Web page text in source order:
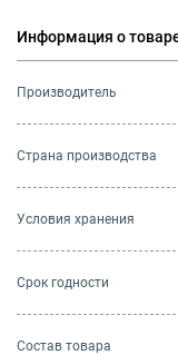
Информация о
Производитель
Страна производства
Условия хранения
Cрок годности
Состав товара